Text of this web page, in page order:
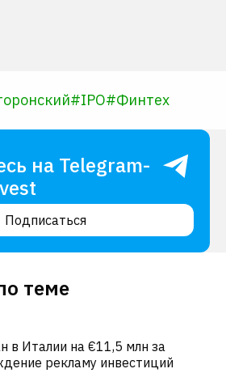
#IPO#Финтех
на Telegram-
Подписаться
теме
в Италии на €11,5 млн за
рекламу инвестиций